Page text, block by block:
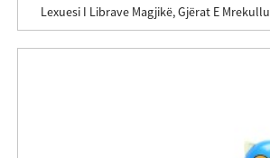
Lexuesi I Librave Magjikë, Gjërat E